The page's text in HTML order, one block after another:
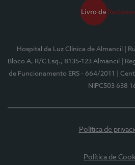
Hospital da Luz Clínica de Almancil
|
Bloco A, R/C Esq., 8135-123 Almancil
|
de Funcionamento ERS - 664/2011
|
NIPC503 638
Política de
Política de